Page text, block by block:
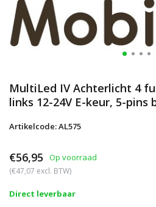
MultiLed IV Achterlicht 4
links 12-24V E-keur, 5-
Artikelcode: AL575
€56,95 Op voorraad
(€47,07 excl. BTW)
Direct leverbaar